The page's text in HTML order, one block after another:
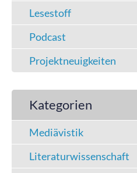
Lesestoff
Podcast
Projektneuigkeiten
Kategorien
Mediävistik
Literaturwissenschaft